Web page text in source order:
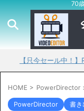
70
今セール中！】
HOME > PowerDirector
PowerDirector 書き